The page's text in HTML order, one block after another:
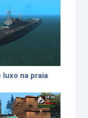
luxo na praia